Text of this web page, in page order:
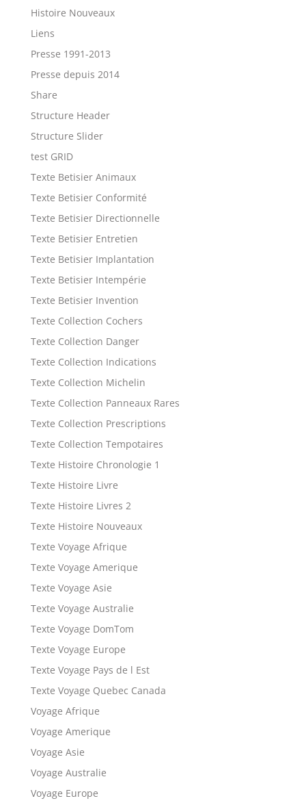
Histoire Nouveaux
Liens
Presse 1991-2013
Presse depuis 2014
Share
Structure Header
Structure Slider
test GRID
Texte Betisier Animaux
Texte Betisier Conformité
Texte Betisier Directionnelle
Texte Betisier Entretien
Texte Betisier Implantation
Texte Betisier Intempérie
Texte Betisier Invention
Texte Collection Cochers
Texte Collection Danger
Texte Collection Indications
Texte Collection Michelin
Texte Collection Panneaux Rares
Texte Collection Prescriptions
Texte Collection Tempotaires
Texte Histoire Chronologie 1
Texte Histoire Livre
Texte Histoire Livres 2
Texte Histoire Nouveaux
Texte Voyage Afrique
Texte Voyage Amerique
Texte Voyage Asie
Texte Voyage Australie
Texte Voyage DomTom
Texte Voyage Europe
Texte Voyage Pays de l Est
Texte Voyage Quebec Canada
Voyage Afrique
Voyage Amerique
Voyage Asie
Voyage Australie
Voyage Europe